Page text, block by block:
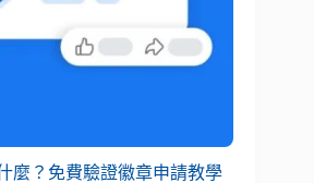
麼？免費驗證徽章申請教學